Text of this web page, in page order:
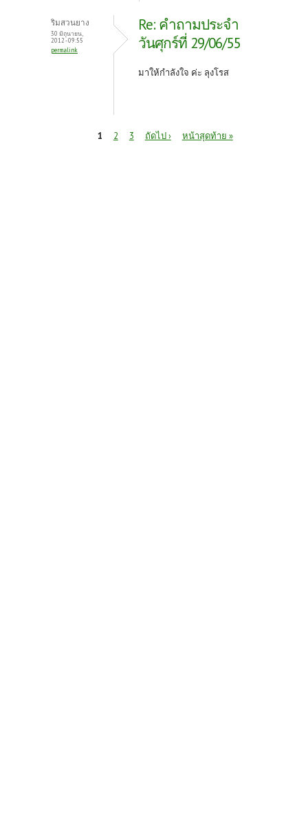
ริมสวนยาง
30 มิถุนายน,
2012 - 09:55
permalink
Re: คำถามประจำ
วันศุกร์ที่ 29/06/55
มาให้กำลังใจ ค่ะ ลุงโรส
1 2 3 ถัดไป › หน้าสุดท้าย »